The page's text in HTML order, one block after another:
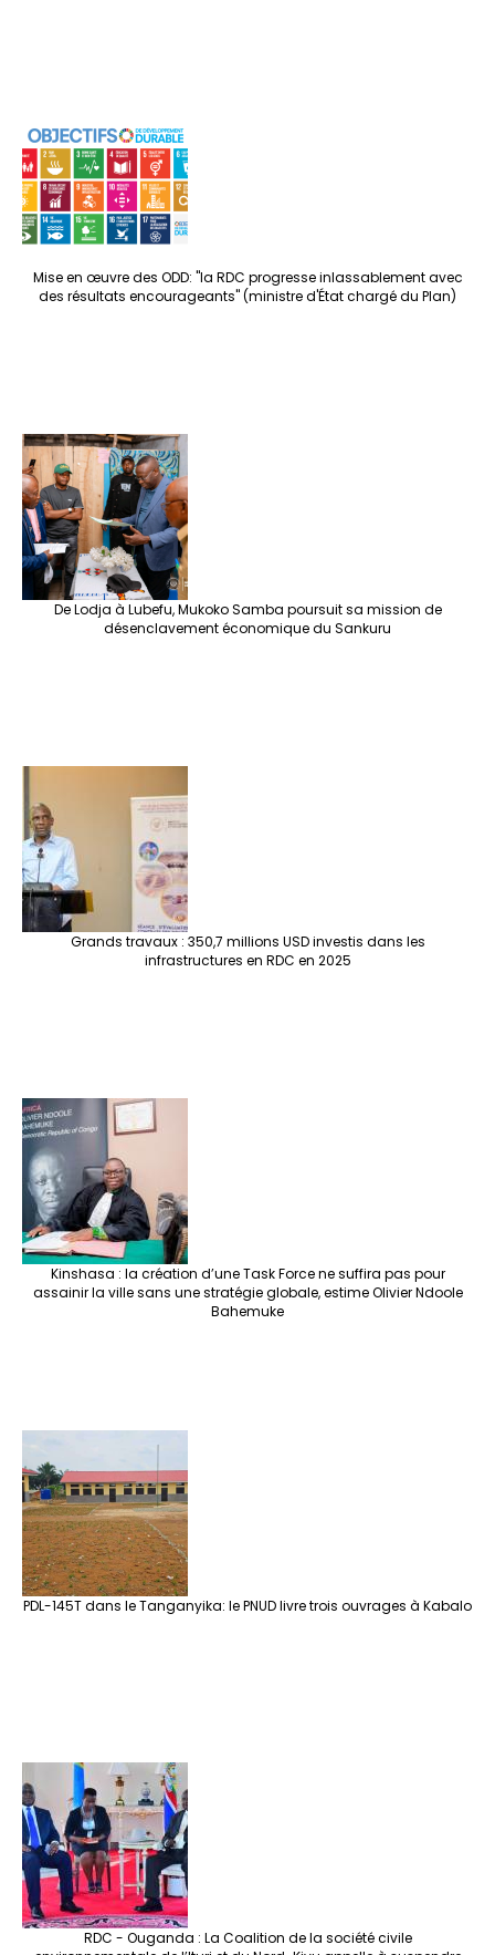
Mise en œuvre des ODD: "la RDC progresse inlassablement avec
des résultats encourageants" (ministre d'État chargé du Plan)
De Lodja à Lubefu, Mukoko Samba poursuit sa mission de
désenclavement économique du Sankuru
Grands travaux : 350,7 millions USD investis dans les
infrastructures en RDC en 2025
Kinshasa : la création d’une Task Force ne suffira pas pour
assainir la ville sans une stratégie globale, estime Olivier Ndoole
Bahemuke
PDL-145T dans le Tanganyika: le PNUD livre trois ouvrages à Kabalo
RDC - Ouganda : La Coalition de la société civile